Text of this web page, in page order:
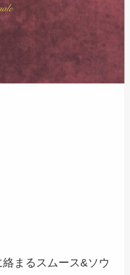
まるスムース&ソウ